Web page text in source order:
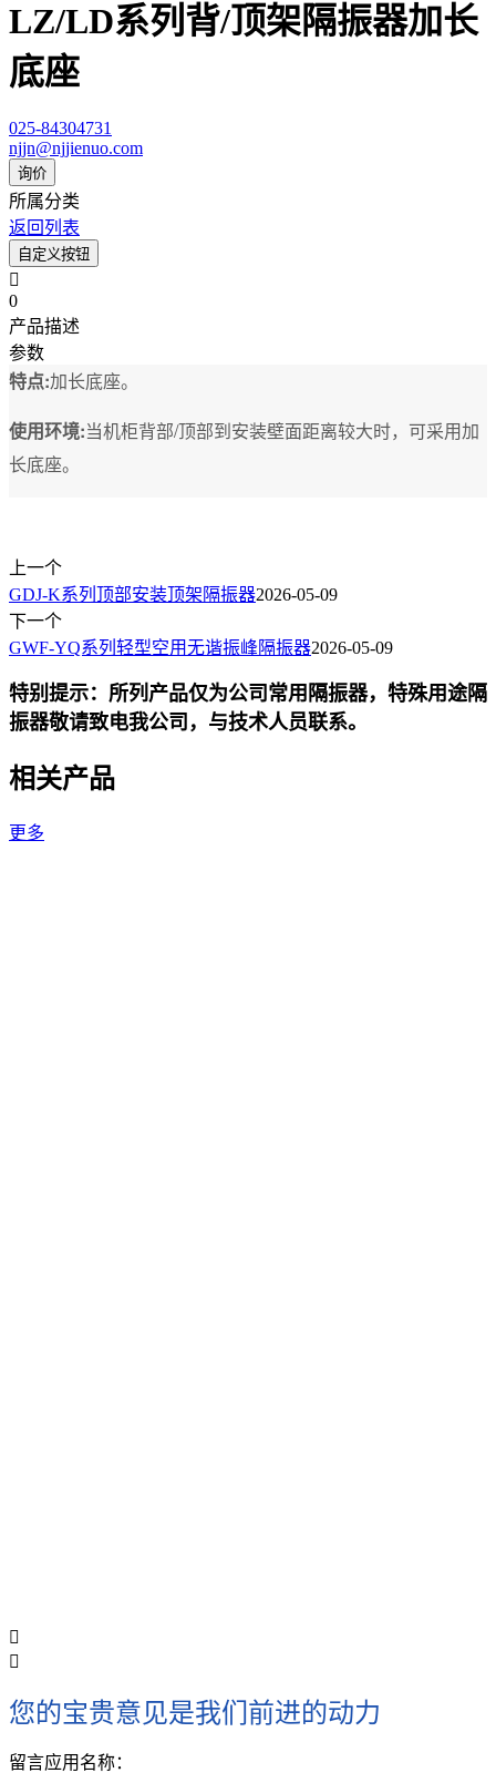
LZ/LD系列背/顶架隔振器加长
底座
025-84304731
njjn@njjienuo.com
询价
所属分类
返回列表
自定义按钮

0
产品描述
参数
特点:加长底座。
使用环境:当机柜背部/顶部到安装壁面距离较大时，可采用加
长底座。
上一个
GDJ-K系列顶部安装顶架隔振器2026-05-09
下一个
GWF-YQ系列轻型空用无谐振峰隔振器2026-05-09
特别提示：所列产品仅为公司常用隔振器，特殊用途隔
振器敬请致电我公司，与技术人员联系。
相关产品
更多


您的宝贵意见是我们前进的动力
留言应用名称：